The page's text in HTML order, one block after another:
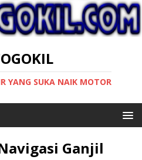
YANG SUKA NAIK MOTOR
Ganjil